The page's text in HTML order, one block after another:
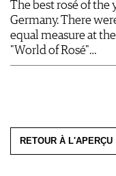
The best rosé of the
Germany. There
equal measure at
"World of Rosé"…
RETOUR À L'APERÇU